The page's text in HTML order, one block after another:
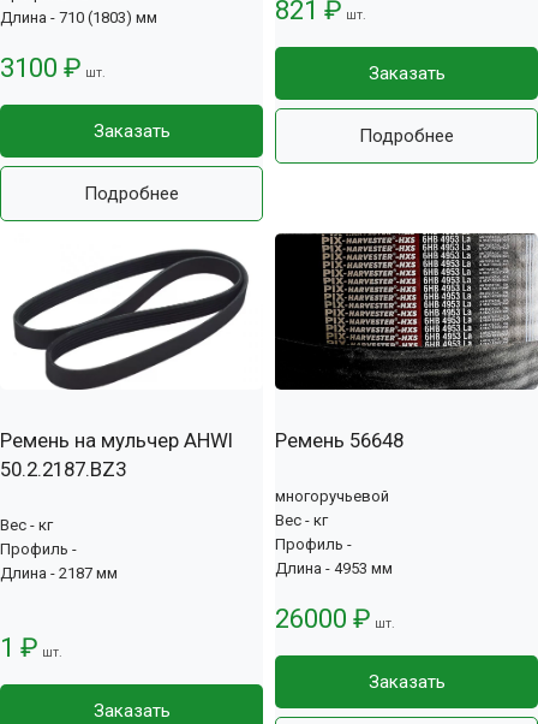
Длина - 710 (1803) мм
3100 ₽ шт.
Заказать
Подробнее
821 ₽ шт.
Заказать
Подробнее
Ремень на мульчер AHWI
50.2.2187.BZ3
Вес - кг
Профиль -
Длина - 2187 мм
1 ₽ шт.
Заказать
Ремень 56648
многоручьевой
Вес - кг
Профиль -
Длина - 4953 мм
26000 ₽ шт.
Заказать